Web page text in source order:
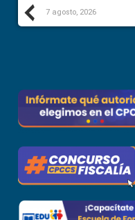
Previous
7 agosto, 2026